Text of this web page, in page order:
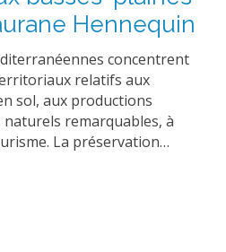
Hennequin
concentrent
relatifs aux
sol, aux productions
naturels remarquables, à
La préservation…